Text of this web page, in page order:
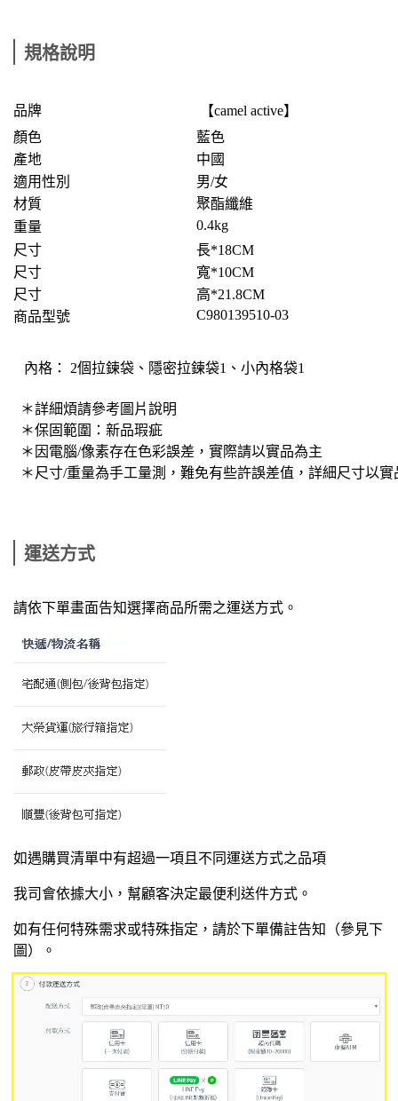
規格說明
品牌
【camel active】
顏色
藍色
產地
中國
適用性別
男/女
材質
聚酯纖維
重量
0.4kg
尺寸
長*18CM
尺寸
寬*10CM
尺寸
高*21.8CM
商品型號
C980139510-03
內格： 2個拉鍊袋、隱密拉鍊袋1、小內格袋1
＊詳細煩請參考圖片說明
＊保固範圍：新品瑕疵
＊因電腦/像素存在色彩誤差，實際請以實品為主
＊尺寸/重量為手工量測，難免有些許誤差值，詳細尺寸以實
運送方式
請依下單畫面告知選擇商品所需之運送方式。
如遇購買清單中有超過一項且不同運送方式之品項
我司會依據大小，幫顧客決定最便利送件方式。
如有任何特殊需求或特殊指定，請於下單備註告知（參見下
圖）。